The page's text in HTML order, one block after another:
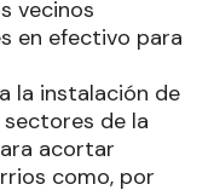
vecinos
en efectivo para
la instalación de
de la
acortar
como, por